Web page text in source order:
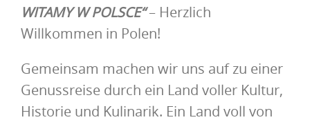
WITAMY W POLSCE“– Herzlich
Willkommen in Polen!
Gemeinsam machen wir uns auf zu einer
Genussreise durch ein Land voller Kultur,
Historie und Kulinarik. Ein Land voll von